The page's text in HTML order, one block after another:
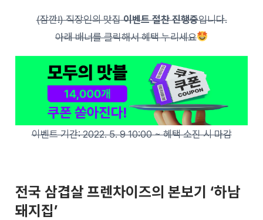
(잠깐!) 직장인의 맛집이벤트 절찬 진행중입니다.
아래 배너를 클릭해서 혜택 누리세요
이벤트 기간: 2022. 5. 9 10:00 ~ 혜택 소진 시 마감
전국 삼겹살 프렌차이즈의 본보기 ‘하남
돼지집’